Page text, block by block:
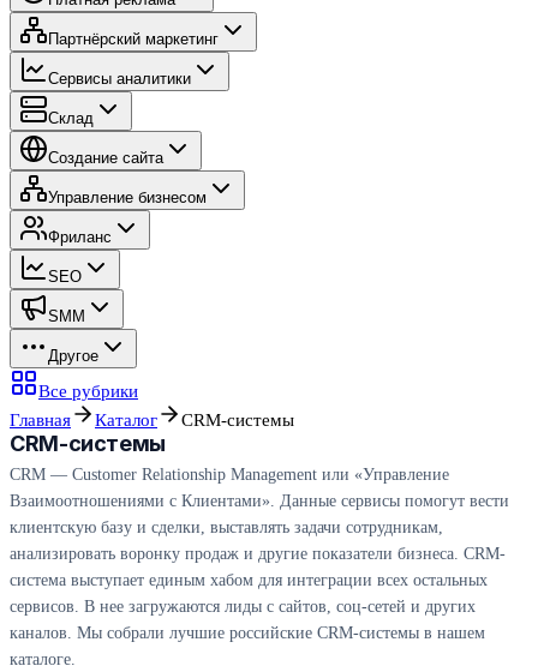
Партнёрский маркетинг
Сервисы аналитики
Склад
Создание сайта
Управление бизнесом
Фриланс
SEO
SMM
Другое
Все рубрики
Главная
Каталог CRM-системы
CRM-системы
CRM — Customer Relationship Management или «Управление
Взаимоотношениями с Клиентами». Данные сервисы помогут вести
клиентскую базу и сделки, выставлять задачи сотрудникам,
анализировать воронку продаж и другие показатели бизнеса. CRM-
система выступает единым хабом для интеграции всех остальных
сервисов. В нее загружаются лиды с сайтов, соц-сетей и других
каналов. Мы собрали лучшие российские CRM-системы в нашем
каталоге.